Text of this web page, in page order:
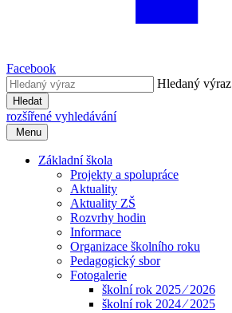
Facebook
Hledaný výraz
Hledat
rozšířené vyhledávání
Menu
Základní škola
Projekty a spolupráce
Aktuality
Aktuality ZŠ
Rozvrhy hodin
Informace
Organizace školního roku
Pedagogický sbor
Fotogalerie
školní rok 2025 ⁄ 2026
školní rok 2024 ⁄ 2025